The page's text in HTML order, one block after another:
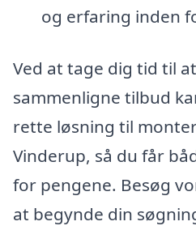
og erfaring inden
Ved at tage dig tid til
sammenligne tilbud
rette løsning til
Vinderup, så du får
for pengene. Besøg
at begynde din